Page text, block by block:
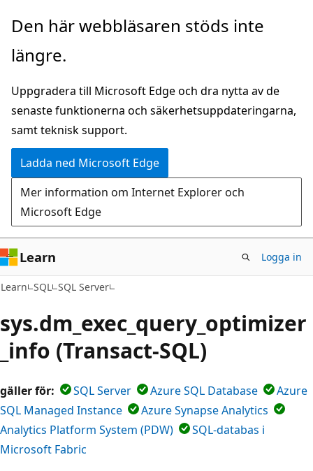
Hoppa
huvudinnehåll
Den här webbläsaren stöds inte
längre.
Uppgradera till Microsoft Edge och dra nytta av de
senaste funktionerna och säkerhetsuppdateringarna,
samt teknisk support.
Ladda ned Microsoft Edge
Mer information om Internet Explorer och
Microsoft Edge
Learn Logga in
Learn SQL SQL Server
sys.dm_exec_query_optimizer
_info (Transact-SQL)
gäller för: SQL Server Azure SQL Database
Azure
SQL Managed Instance
Azure Synapse Analytics
Analytics Platform System (PDW)
SQL-databas i
Microsoft Fabric